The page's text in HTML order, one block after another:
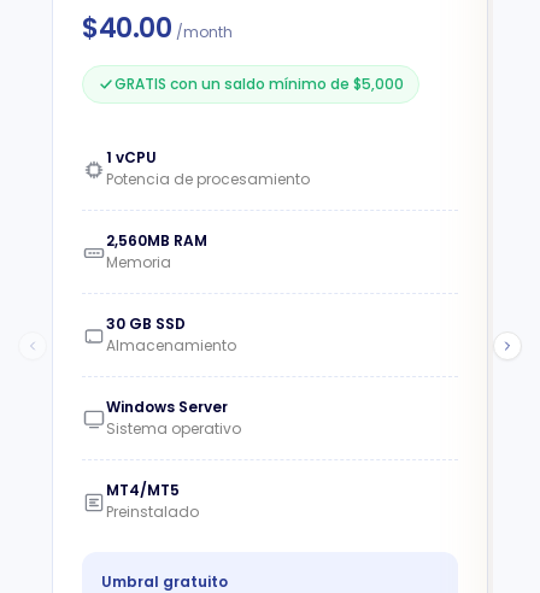
$40.00 /month
GRATIS con un saldo mínimo de $5,000
1 vCPU
Potencia de procesamiento
2,560MB RAM
Memoria
30 GB SSD
Almacenamiento
Windows Server
Sistema operativo
MT4/MT5
Preinstalado
Umbral gratuito